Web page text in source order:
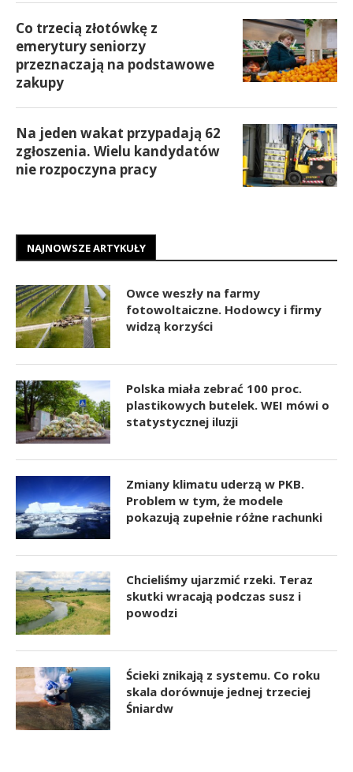
Co trzecią złotówkę z
emerytury seniorzy
przeznaczają na podstawowe
zakupy
Na jeden wakat przypadają 62
zgłoszenia. Wielu kandydatów
nie rozpoczyna pracy
NAJNOWSZE ARTYKUŁY
Owce weszły na farmy
fotowoltaiczne. Hodowcy i firmy
widzą korzyści
Polska miała zebrać 100 proc.
plastikowych butelek. WEI mówi o
statystycznej iluzji
Zmiany klimatu uderzą w PKB.
Problem w tym, że modele
pokazują zupełnie różne rachunki
Chcieliśmy ujarzmić rzeki. Teraz
skutki wracają podczas susz i
powodzi
Ścieki znikają z systemu. Co roku
skala dorównuje jednej trzeciej
Śniardw